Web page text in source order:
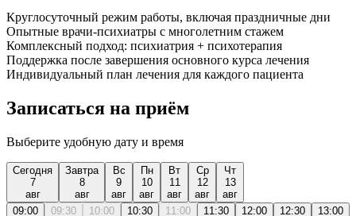
Круглосуточный режим работы, включая праздничные дни
Опытные врачи-психиатры с многолетним стажем
Комплексный подход: психиатрия + психотерапия
Поддержка после завершения основного курса лечения
Индивидуальный план лечения для каждого пациента
Записаться на приём
Выберите удобную дату и время
Сегодня
7
авг
Завтра
8
авг
Вс
9
авг
Пн
10
авг
Вт
11
авг
Ср
12
авг
Чт
13
авг
09:00
09:30 10:00 10:30 11:00 11:30 12:00 12:30
13:00